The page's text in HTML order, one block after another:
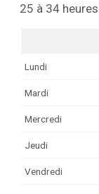
25 à 34
Lundi
Mardi
Mercredi
Jeudi
Vendredi